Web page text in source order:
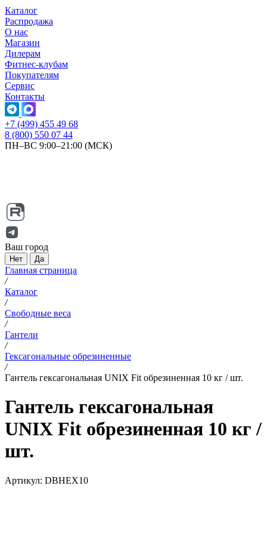
Каталог
Распродажа
О нас
Магазин
Дилерам
Фитнес-клубам
Покупателям
Сервис
Контакты
+7 (499) 455 49 68
8 (800) 550 07 44
ПН–ВС 9:00–21:00 (МСК)
Ваш город
Нет Да
Главная страница
/
Каталог
/
Свободные веса
/
Гантели
/
Гексагональные обрезиненные
/
Гантель гексагональная UNIX Fit обрезиненная 10 кг / шт.
Гантель гексагональная
UNIX Fit обрезиненная 10 кг /
шт.
Артикул: DBHEX10